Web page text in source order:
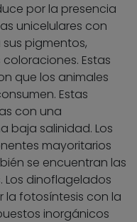
por la presencia
unicelulares con
pigmentos,
Estas
que los animales
Estas
con una
baja salinidad. Los
mayoritarios
se encuentran las
Los dinoflagelados
la fotosíntesis con la
inorgánicos